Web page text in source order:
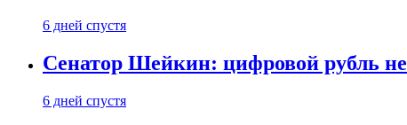
6 дней спустя
Сенатор Шейкин: цифровой рубль
6 дней спустя